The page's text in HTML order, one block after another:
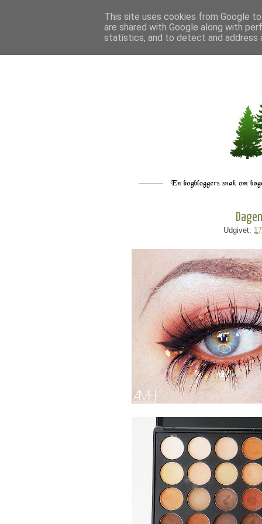
Udgivet:
This site uses cookies from Google
are shared with Google along with
statistics, and to detect and address